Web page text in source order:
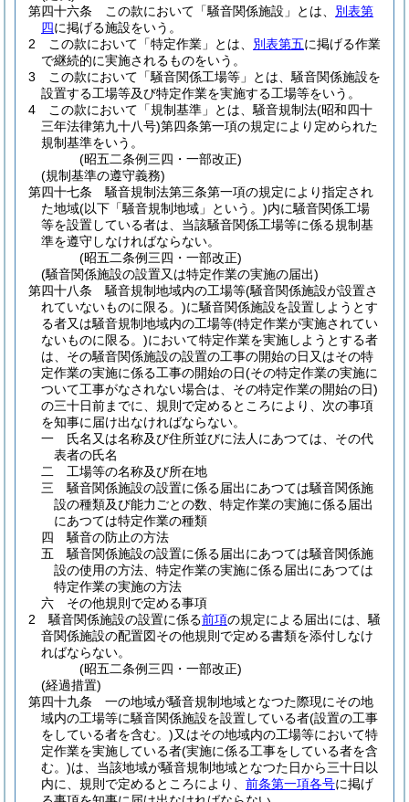
第四十六条
この款において「騒音関係施設」とは、 別表第
四に掲げる施設をいう。
2
この款において「特定作業」とは、 別表第五に掲げる作業
で継続的に実施されるものをいう。
3
この款において「騒音関係工場等」とは、騒音関係施設を
設置する工場等及び特定作業を実施する工場等をいう。
4
この款において「規制基準」とは、騒音規制法(昭和四十
三年法律第九十八号)第四条第一項の規定により定められた
規制基準をいう。
(昭五二条例三四・一部改正)
(規制基準の遵守義務)
第四十七条
騒音規制法第三条第一項の規定により指定され
た地域(以下「騒音規制地域」という。)内に騒音関係工場
等を設置している者は、当該騒音関係工場等に係る規制基
準を遵守しなければならない。
(昭五二条例三四・一部改正)
(騒音関係施設の設置又は特定作業の実施の届出)
第四十八条
騒音規制地域内の工場等(騒音関係施設が設置さ
れていないものに限る。)に騒音関係施設を設置しようとす
る者又は騒音規制地域内の工場等(特定作業が実施されてい
ないものに限る。)において特定作業を実施しようとする者
は、その騒音関係施設の設置の工事の開始の日又はその特
定作業の実施に係る工事の開始の日(その特定作業の実施に
ついて工事がなされない場合は、その特定作業の開始の日)
の三十日前までに、規則で定めるところにより、次の事項
を知事に届け出なければならない。
一
氏名又は名称及び住所並びに法人にあつては、その代
表者の氏名
二
工場等の名称及び所在地
三
騒音関係施設の設置に係る届出にあつては騒音関係施
設の種類及び能力ごとの数、特定作業の実施に係る届出
にあつては特定作業の種類
四
騒音の防止の方法
五
騒音関係施設の設置に係る届出にあつては騒音関係施
設の使用の方法、特定作業の実施に係る届出にあつては
特定作業の実施の方法
六
その他規則で定める事項
2
騒音関係施設の設置に係る前項の規定による届出には、騒
音関係施設の配置図その他規則で定める書類を添付しなけ
ればならない。
(昭五二条例三四・一部改正)
(経過措置)
第四十九条
一の地域が騒音規制地域となつた際現にその地
域内の工場等に騒音関係施設を設置している者(設置の工事
をしている者を含む。)又はその地域内の工場等において特
定作業を実施している者(実施に係る工事をしている者を含
む。)は、当該地域が騒音規制地域となつた日から三十日以
内に、規則で定めるところにより、 前条第一項各号に掲げ